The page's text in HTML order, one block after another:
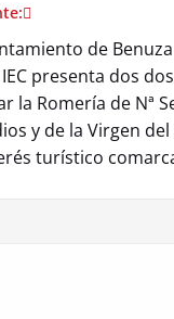
de
presenta dos
la Romería de Nª
y de la Virgen
turístico